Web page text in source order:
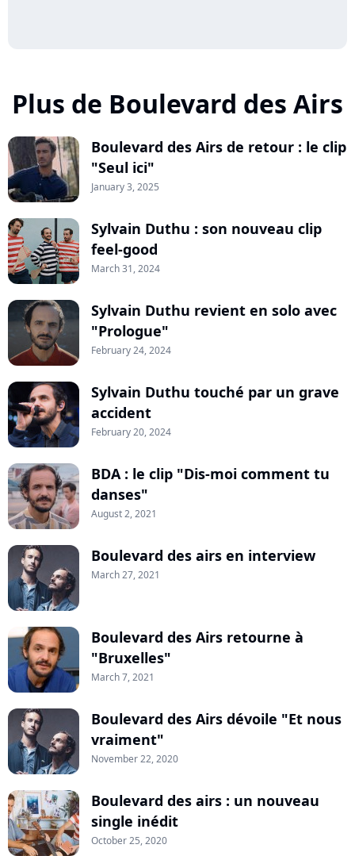
Plus de Boulevard des Airs
Boulevard des Airs de retour : le clip
"Seul ici"
January 3, 2025
Sylvain Duthu : son nouveau clip
feel-good
March 31, 2024
Sylvain Duthu revient en solo avec
"Prologue"
February 24, 2024
Sylvain Duthu touché par un grave
accident
February 20, 2024
BDA : le clip "Dis-moi comment tu
danses"
August 2, 2021
Boulevard des airs en interview
March 27, 2021
Boulevard des Airs retourne à
"Bruxelles"
March 7, 2021
Boulevard des Airs dévoile "Et nous
vraiment"
November 22, 2020
Boulevard des airs : un nouveau
single inédit
October 25, 2020